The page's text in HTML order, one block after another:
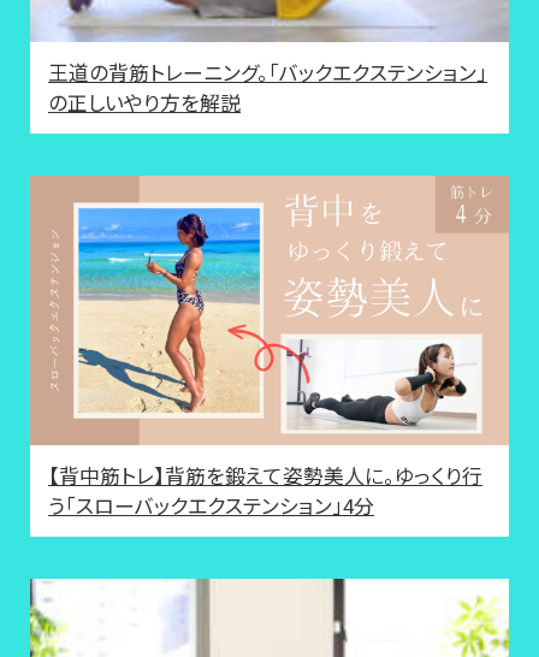
王道の背筋トレーニング。「バックエクステンション」
の正しいやり方を解説
【背中筋トレ】背筋を鍛えて姿勢美人に。ゆっくり行
う「スローバックエクステンション」4分